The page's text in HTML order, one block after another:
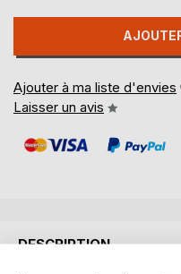
Ajouter à ma liste d'envies
Laisser un avis
DESCRIPTION